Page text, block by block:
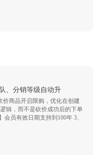
、分销等级自动升
价商品开启限购，优化在创建
辑，而不是砍价成功后的下单
员有效日期支持到100年 3、